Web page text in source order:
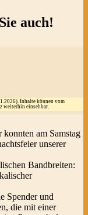
auch!
Inhalte können vom
weiterhin einsehbar.
am Samstag
unserer
Bandbreiten:
Spender und
die mit einer